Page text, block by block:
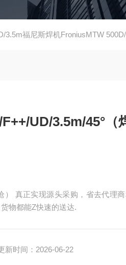
福尼斯焊机FroniusMTW 500D/F++/UD/
UD/3.5m/45°（
分销
物都能Z快速的送达.
新时间：2026-06-22